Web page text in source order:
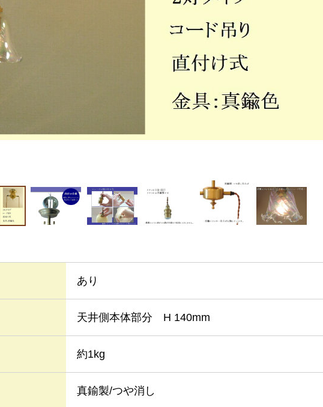
あり
天井側本体部分 H 140mm
約1kg
真鍮製/つや消し